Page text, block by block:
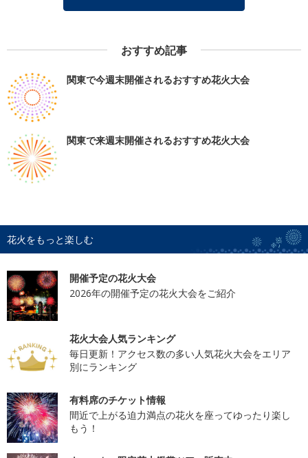
おすすめ記事
関東で今週末開催されるおすすめ花火大会
関東で来週末開催されるおすすめ花火大会
花火をもっと楽しむ
開催予定の花火大会
2026年の開催予定の花火大会をご紹介
花火大会人気ランキング
毎日更新！アクセス数の多い人気花火大会をエリア
別にランキング
有料席のチケット情報
間近で上がる迫力満点の花火を座ってゆったり楽し
もう！